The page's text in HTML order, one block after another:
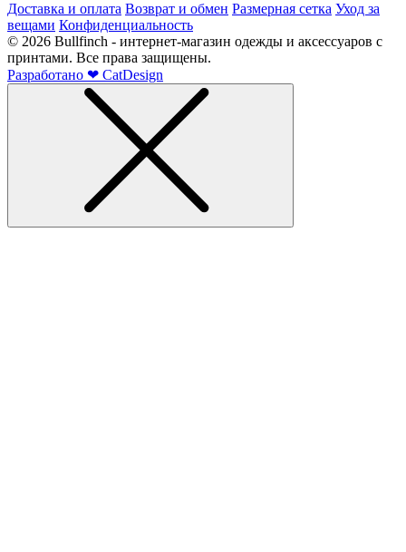
Доставка и оплата Возврат и обмен Размерная сетка Уход за
вещами Конфиденциальность
© 2026 Bullfinch - интернет-магазин одежды и аксессуаров с
принтами. Все права защищены.
Разработано ❤ CatDesign